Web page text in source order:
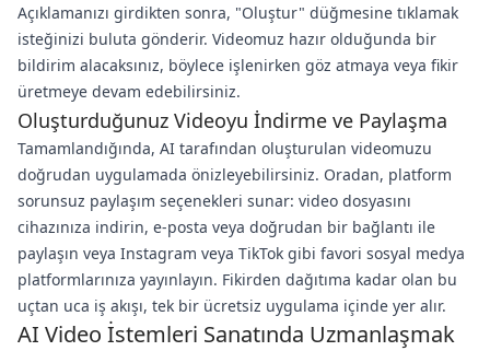
Açıklamanızı girdikten sonra, "Oluştur" düğmesine tıklamak
isteğinizi buluta gönderir. Videomuz hazır olduğunda bir
bildirim alacaksınız, böylece işlenirken göz atmaya veya fikir
üretmeye devam edebilirsiniz.
Oluşturduğunuz Videoyu İndirme ve Paylaşma
Tamamlandığında, AI tarafından oluşturulan videomuzu
doğrudan uygulamada önizleyebilirsiniz. Oradan, platform
sorunsuz paylaşım seçenekleri sunar: video dosyasını
cihazınıza indirin, e-posta veya doğrudan bir bağlantı ile
paylaşın veya Instagram veya TikTok gibi favori sosyal medya
platformlarınıza yayınlayın. Fikirden dağıtıma kadar olan bu
uçtan uca iş akışı, tek bir ücretsiz uygulama içinde yer alır.
AI Video İstemleri Sanatında Uzmanlaşmak